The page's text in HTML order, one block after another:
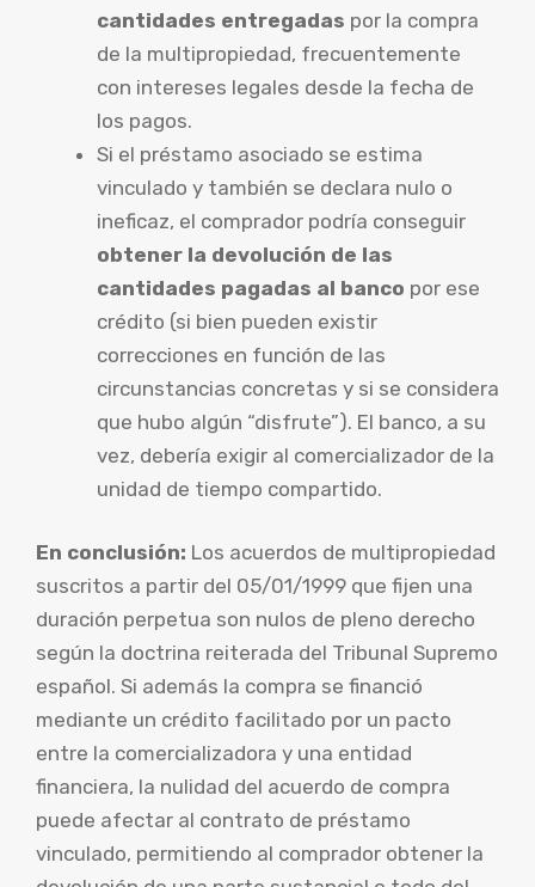
cantidades entregadas por la compra
de la multipropiedad, frecuentemente
con intereses legales desde la fecha de
los pagos.
Si el préstamo asociado se estima
vinculado y también se declara nulo o
ineficaz, el comprador podría conseguir
obtener la devolución de las
cantidades pagadas al banco por ese
crédito (si bien pueden existir
correcciones en función de las
circunstancias concretas y si se considera
que hubo algún “disfrute”). El banco, a su
vez, debería exigir al comercializador de la
unidad de tiempo compartido.
En conclusión: Los acuerdos de multipropiedad
suscritos a partir del 05/01/1999 que fijen una
duración perpetua son nulos de pleno derecho
según la doctrina reiterada del Tribunal Supremo
español. Si además la compra se financió
mediante un crédito facilitado por un pacto
entre la comercializadora y una entidad
financiera, la nulidad del acuerdo de compra
puede afectar al contrato de préstamo
vinculado, permitiendo al comprador obtener la